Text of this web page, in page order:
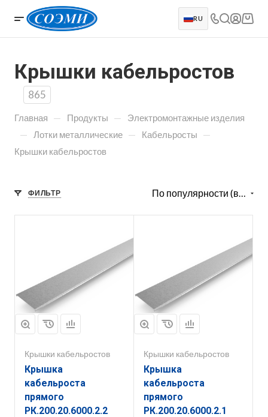
RU
Крышки кабельростов
865
Главная — Продукты — Электромонтажные изделия
— Лотки металлические — Кабельросты —
Крышки кабельростов
ФИЛЬТР По популярности (возрастание)
Крышки кабельростов
Крышка
кабельроста
прямого
РК.200.20.6000.2.2
Крышки кабельростов
Крышка
кабельроста
прямого
РК.200.20.6000.2.1